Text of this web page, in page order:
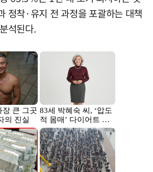
정착·유지 전 과정을 포괄하는 대책
석된다.